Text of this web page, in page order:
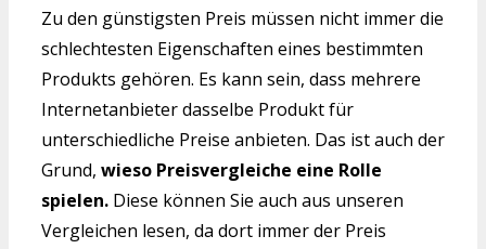
Zu den günstigsten Preis müssen nicht immer die
schlechtesten Eigenschaften eines bestimmten
Produkts gehören. Es kann sein, dass mehrere
Internetanbieter dasselbe Produkt für
unterschiedliche Preise anbieten. Das ist auch der
Grund, wieso Preisvergleiche eine Rolle
spielen. Diese können Sie auch aus unseren
Vergleichen lesen, da dort immer der Preis